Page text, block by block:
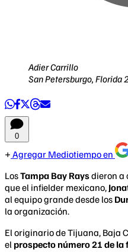
Adier Carrillo
San Petersburgo, Florida
0
Agregar Mediotiempo en
LosTampa Bay Raysdieron a
que el infielder mexicano,
al equipo grande desde los
la organización.
El originario de Tijuana, Baja
el prospecto número 21 de